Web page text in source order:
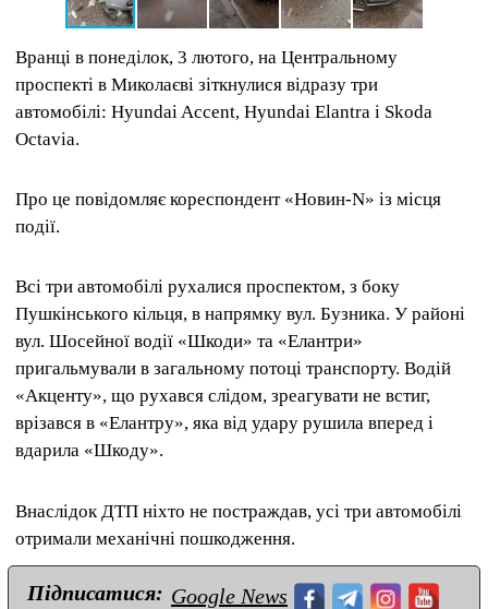
Вранці в понеділок, 3 лютого, на Центральному
проспекті в Миколаєві зіткнулися відразу три
автомобілі: Hyundai Accent, Hyundai Elantra і Skoda
Octavia.
Про це повідомляє кореспондент «Новин-N» із місця
події.
Всі три автомобілі рухалися проспектом, з боку
Пушкінського кільця, в напрямку вул. Бузника. У районі
вул. Шосейної водії «Шкоди» та «Елантри»
пригальмували в загальному потоці транспорту. Водій
«Акценту», що рухався слідом, зреагувати не встиг,
врізався в «Елантру», яка від удару рушила вперед і
вдарила «Шкоду».
Внаслідок ДТП ніхто не постраждав, усі три автомобілі
отримали механічні пошкодження.
Підписатися: Google News